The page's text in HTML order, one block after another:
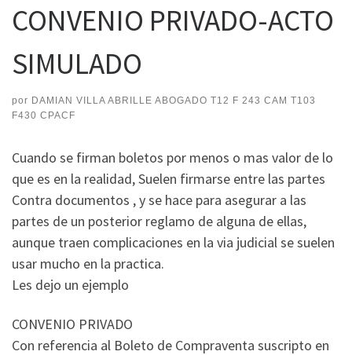
CONVENIO PRIVADO-ACTO
SIMULADO
por DAMIAN VILLA ABRILLE ABOGADO T12 F 243 CAM T103
F430 CPACF
Cuando se firman boletos por menos o mas valor de lo
que es en la realidad, Suelen firmarse entre las partes
Contra documentos , y se hace para asegurar a las
partes de un posterior reglamo de alguna de ellas,
aunque traen complicaciones en la via judicial se suelen
usar mucho en la practica.
Les dejo un ejemplo
CONVENIO PRIVADO
Con referencia al Boleto de Compraventa suscripto en